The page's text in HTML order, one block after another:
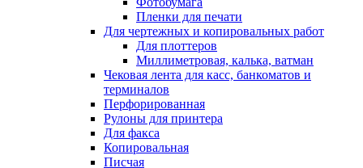
Пленки для печати
Для чертежных и копировальных работ
Для плоттеров
Миллиметровая, калька, ватман
Чековая лента для касс, банкоматов и
терминалов
Перфорированная
Рулоны для принтера
Для факса
Копировальная
Писчая